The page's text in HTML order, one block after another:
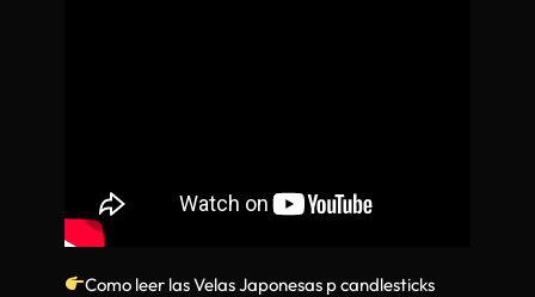
Como leer las Velas Japonesas p candlesticks